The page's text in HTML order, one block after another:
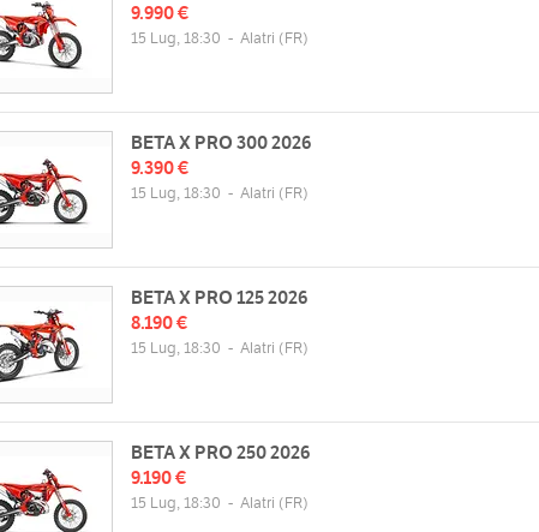
9.990 €
15 Lug, 18:30 - Alatri (FR)
BETA X PRO 300 2026
9.390 €
15 Lug, 18:30 - Alatri (FR)
BETA X PRO 125 2026
8.190 €
15 Lug, 18:30 - Alatri (FR)
BETA X PRO 250 2026
9.190 €
15 Lug, 18:30 - Alatri (FR)